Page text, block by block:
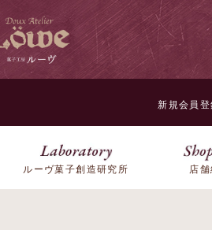
新規会員登
ルーヴ菓子創造研究所 店舗